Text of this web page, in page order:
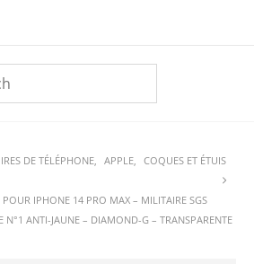
DE TÉLÉPHONE, APPLE, COQUES ET ÉTUIS
IPHONE 14 PRO MAX – MILITAIRE SGS
N°1 ANTI-JAUNE – DIAMOND-G – TRANSPARENTE